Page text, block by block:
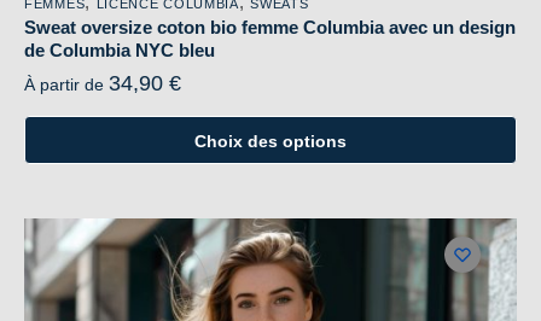
FEMMES LICENCE COLUMBIA SWEATS
Sweat oversize coton bio femme Columbia avec un design
de Columbia NYC bleu
À partir de 34,90 €
Choix des options
a
plusieurs
variations.